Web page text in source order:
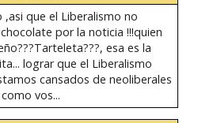
,asi que el Liberalismo no
por la noticia !!!quien
esa es la
lograr que el Liberalismo
cansados de neoliberales
vos...